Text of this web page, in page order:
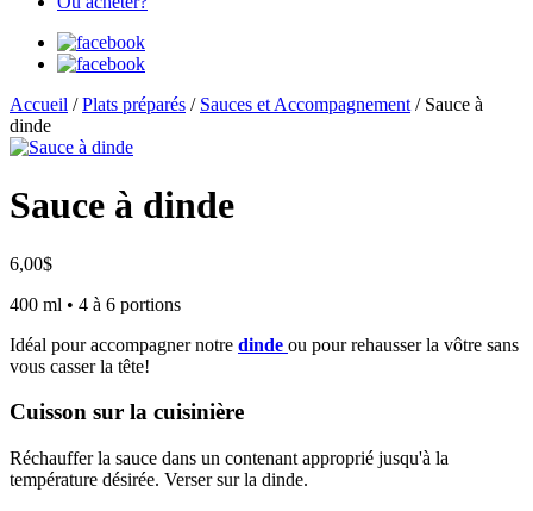
Accueil /Plats préparés / Sauces et Accompagnement / Sauce à
dinde
Sauce à dinde
6,00$
400 ml • 4 à 6 portions
Idéal pour accompagner notre dinde ou pour rehausser la vôtre sans
vous casser la tête!
Cuisson sur la cuisinière
Réchauffer la sauce dans un contenant approprié jusqu'à la
température désirée. Verser sur la dinde.